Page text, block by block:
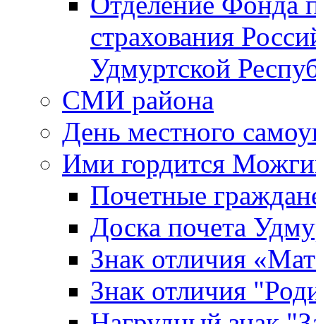
страхования
Удмуртской
СМИ района
День местного
Ими гордится
Почетные
Доска почета
Знак отличия
Знак отличия